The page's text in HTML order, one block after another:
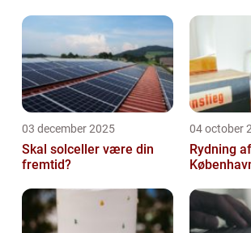
03 december 2025
Skal solceller være din
fremtid?
04 october
Rydning